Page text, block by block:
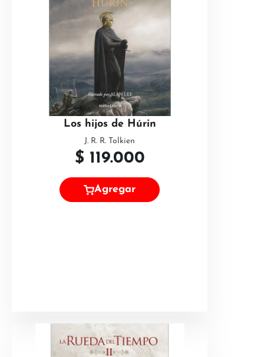
Los hijos de Húrin
J. R. R. Tolkien
$ 119.000
Agregar